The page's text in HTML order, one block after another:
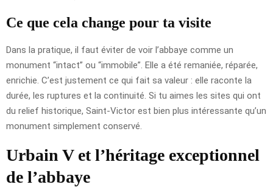
Ce que cela change pour ta visite
Dans la pratique, il faut éviter de voir l’abbaye comme un
monument “intact” ou “immobile”. Elle a été remaniée, réparée,
enrichie. C’est justement ce qui fait sa valeur : elle raconte la
durée, les ruptures et la continuité. Si tu aimes les sites qui ont
du relief historique, Saint-Victor est bien plus intéressante qu’un
monument simplement conservé.
Urbain V et l’héritage exceptionnel
de l’abbaye